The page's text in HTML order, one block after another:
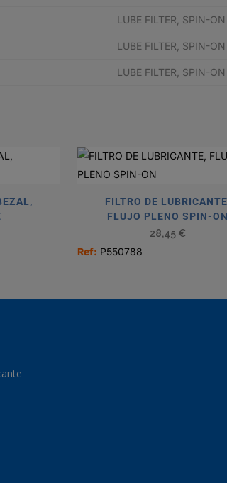
LUBE FILTER, SPIN-
LUBE FILTER, SPIN-
LUBE FILTER, SPIN-
FILTRO DE
FLUJO PLENO SPIN-ON
28,45 €
Ref: P550788